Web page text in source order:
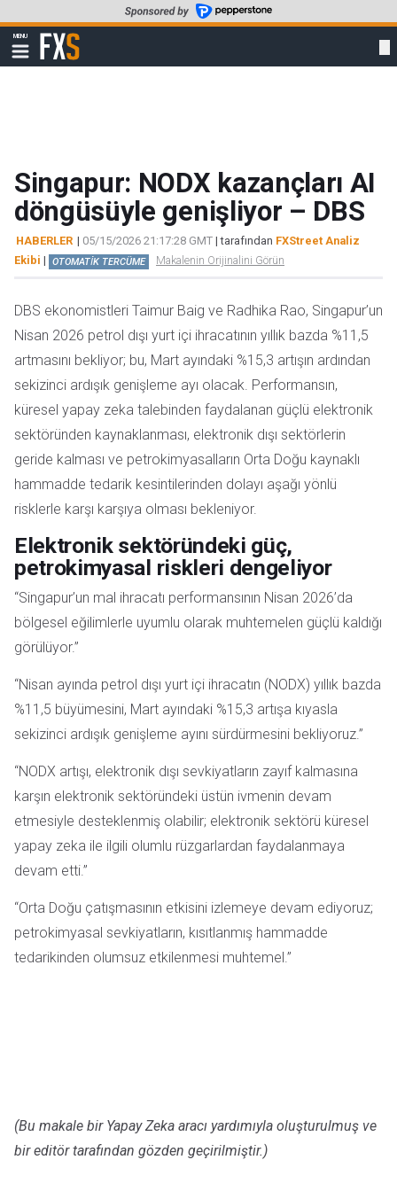
to
main
content
MENU
Show
navigation
FXStreet
Singapur: NODX kazançları AI
döngüsüyle genişliyor – DBS
HABERLER | 05/15/2026 21:17:28 GMT | tarafından FXStreet Analiz
Ekibi | OTOMATİK TERCÜME Makalenin Orijinalini Görün
DBS ekonomistleri Taimur Baig ve Radhika Rao, Singapur’un
Nisan 2026 petrol dışı yurt içi ihracatının yıllık bazda %11,5
artmasını bekliyor; bu, Mart ayındaki %15,3 artışın ardından
sekizinci ardışık genişleme ayı olacak. Performansın,
küresel yapay zeka talebinden faydalanan güçlü elektronik
sektöründen kaynaklanması, elektronik dışı sektörlerin
geride kalması ve petrokimyasalların Orta Doğu kaynaklı
hammadde tedarik kesintilerinden dolayı aşağı yönlü
risklerle karşı karşıya olması bekleniyor.
Elektronik sektöründeki güç,
petrokimyasal riskleri dengeliyor
“Singapur’un mal ihracatı performansının Nisan 2026’da
bölgesel eğilimlerle uyumlu olarak muhtemelen güçlü kaldığı
görülüyor.”
“Nisan ayında petrol dışı yurt içi ihracatın (NODX) yıllık bazda
%11,5 büyümesini, Mart ayındaki %15,3 artışa kıyasla
sekizinci ardışık genişleme ayını sürdürmesini bekliyoruz.”
“NODX artışı, elektronik dışı sevkiyatların zayıf kalmasına
karşın elektronik sektöründeki üstün ivmenin devam
etmesiyle desteklenmiş olabilir; elektronik sektörü küresel
yapay zeka ile ilgili olumlu rüzgarlardan faydalanmaya
devam etti.”
“Orta Doğu çatışmasının etkisini izlemeye devam ediyoruz;
petrokimyasal sevkiyatların, kısıtlanmış hammadde
tedarikinden olumsuz etkilenmesi muhtemel.”
(Bu makale bir Yapay Zeka aracı yardımıyla oluşturulmuş ve
bir editör tarafından gözden geçirilmiştir.)